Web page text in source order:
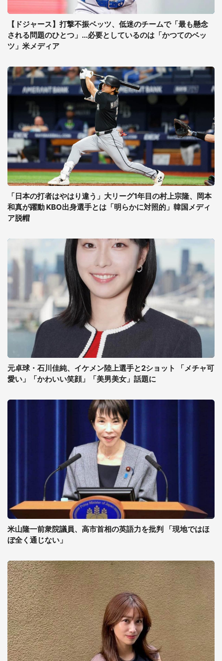
【ドジャース】打撃不振ベッツ、低迷のチームで「最も懸念
される問題のひとつ」...必要としているのは「かつてのベッ
ツ」米メディア
「日本の打者はやはり違う」大リーグ1年目の村上宗隆、岡本
和真が躍動 KBO出身選手とは「明らかに対照的」韓国メディ
ア脱帽
元卓球・石川佳純、イケメン陸上選手と2ショット 「メチャ可
愛い」「かわいい笑顔」「美男美女」話題に
米山隆一前衆院議員、高市首相の英語力を批判 「現地ではほ
ぼ全く通じない」